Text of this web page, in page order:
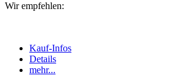
Wir empfehlen:
Kauf-Infos
Details
mehr...